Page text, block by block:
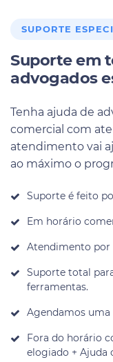
SUPORTE
Suporte em
advogados
Tenha ajuda de
comercial com
atendimento vai
ao máximo o
Suporte é feito
Em horário
Atendimento por
Suporte total
ferramentas.
Agendamos uma
Fora do horário
elogiado + Ajuda